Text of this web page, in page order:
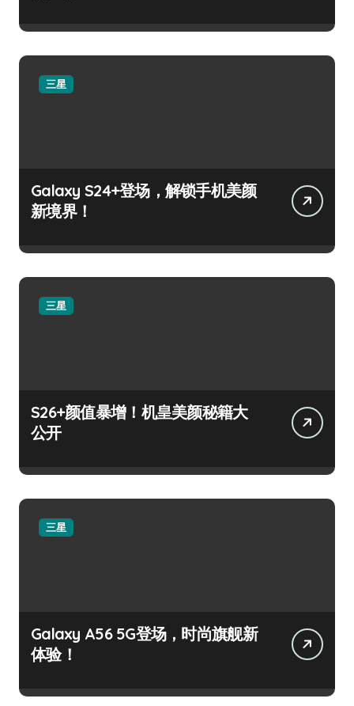
三星
Galaxy S24+登场，解锁手机美颜
新境界！
三星
S26+颜值暴增！机皇美颜秘籍大
公开
三星
Galaxy A56 5G登场，时尚旗舰新
体验！